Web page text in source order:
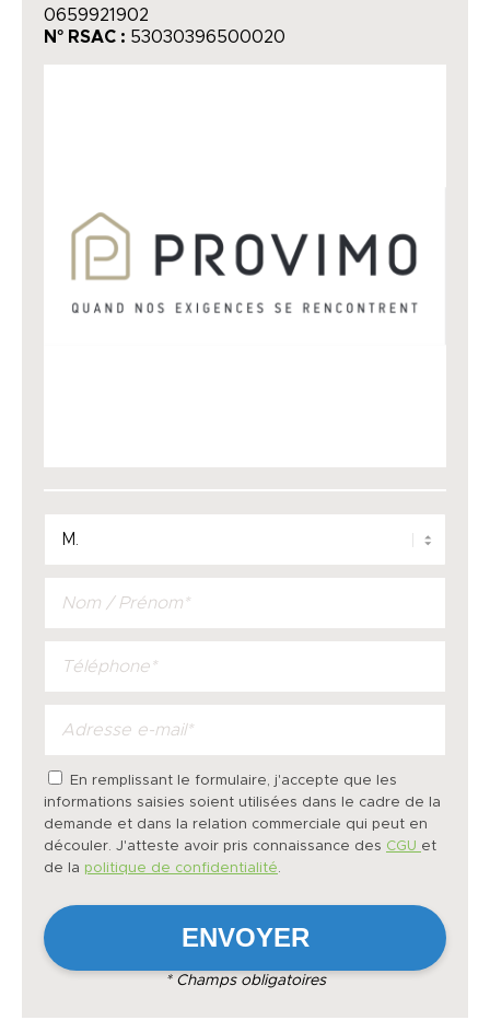
0659921902
N° RSAC : 53030396500020
En remplissant le formulaire, j'accepte que les
informations saisies soient utilisées dans le cadre de la
demande et dans la relation commerciale qui peut en
découler. J'atteste avoir pris connaissance des CGU et
de la politique de confidentialité.
* Champs obligatoires